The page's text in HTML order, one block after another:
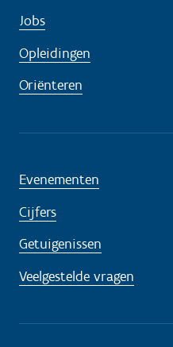
Jobs
Opleidingen
Oriënteren
Evenementen
Cijfers
Getuigenissen
Veelgestelde vragen